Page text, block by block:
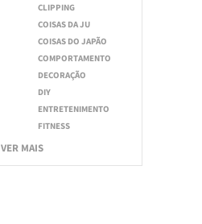
CLIPPING
COISAS DA JU
COISAS DO JAPÃO
COMPORTAMENTO
DECORAÇÃO
DIY
ENTRETENIMENTO
FITNESS
VER MAIS